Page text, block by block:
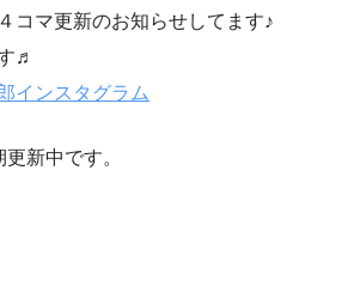
コマ更新のお知らせしてます♪
♬
インスタグラム
新中です。